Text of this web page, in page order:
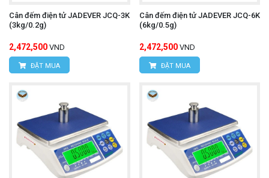
Cân đếm điện tử JADEVER JCQ-3K
(3kg/0.2g)
2,472,500 VND
ĐẶT MUA
Cân đếm điện tử JADEVER JCQ-6K
(6kg/0.5g)
2,472,500 VND
ĐẶT MUA